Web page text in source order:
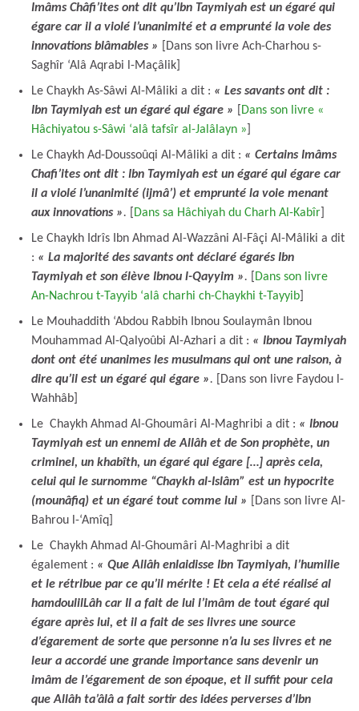
Imâms Châfi’ites ont dit qu’Ibn Taymiyah est un égaré qui
égare car il a violé l’unanimité et a emprunté la voie des
innovations blâmables »
[Dans son livre Ach-Charhou s-
Saghîr ‘Alâ Aqrabi l-Maçâlik]
Le Chaykh As-Sâwi Al-Mâliki a dit : « Les savants ont dit :
Ibn Taymiyah est un égaré qui égare »
Dans son livre «
Hâchiyatou s-Sâwi ‘alâ tafsîr al-Jalâlayn »
Le Chaykh Ad-Doussoûqi Al-Mâliki a dit : « Certains Imâms
Chafi’ites ont dit : Ibn Taymiyah est un égaré qui égare car
il a violé l’unanimité (ijmâ’) et emprunté la voie menant
aux innovations ». Dans sa Hâchiyah du Charh Al-Kabîr
Le Chaykh Idrîs Ibn Ahmad Al-Wazzâni Al-Fâçi Al-Mâliki a dit
: « La majorité des savants ont déclaré égarés Ibn
Taymiyah et son élève Ibnou l-Qayyim ».
Dans son livre
An-Nachrou t-Tayyib ‘alâ charhi ch-Chaykhi t-Tayyib
Le Mouhaddith ‘Abdou Rabbih Ibnou Soulaymân Ibnou
Mouhammad Al-Qalyoûbi Al-Azhari a dit : « Ibnou Taymiyah
dont ont été unanimes les musulmans qui ont une raison, à
dire qu’il est un égaré qui égare ».
[Dans son livre Faydou l-
Wahhâb]
Le Chaykh Ahmad Al-Ghoumâri Al-Maghribi a dit : « Ibnou
Taymiyah est un ennemi de Allâh et de Son prophète, un
criminel, un khabîth, un égaré qui égare […] après cela,
celui qui le surnomme “Chaykh al-Islâm” est un hypocrite
(mounâfiq) et un égaré tout comme lui »
[Dans son livre Al-
Bahrou l-‘Amîq]
Le Chaykh Ahmad Al-Ghoumâri Al-Maghribi a dit
également : « Que Allâh enlaidisse Ibn Taymiyah, l’humilie
et le rétribue par ce qu’il mérite ! Et cela a été réalisé al
hamdoulilLâh car Il a fait de lui l’imâm de tout égaré qui
égare après lui, et il a fait de ses livres une source
d’égarement de sorte que personne n’a lu ses livres et ne
leur a accordé une grande importance sans devenir un
imâm de l’égarement de son époque, et il suffit pour cela
que Allâh ta’âlâ a fait sortir des idées perverses d’Ibn